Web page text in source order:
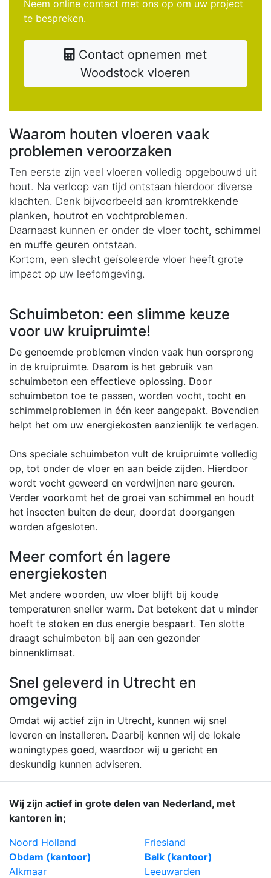
Neem online contact met ons op om uw project
te bespreken.
Contact opnemen met
Woodstock vloeren
Waarom houten vloeren vaak
problemen veroorzaken
Ten eerste zijn veel vloeren volledig opgebouwd uit
hout. Na verloop van tijd ontstaan hierdoor diverse
klachten. Denk bijvoorbeeld aan kromtrekkende
planken, houtrot en vochtproblemen.
Daarnaast kunnen er onder de vloer tocht, schimmel
en muffe geuren ontstaan.
Kortom, een slecht geïsoleerde vloer heeft grote
impact op uw leefomgeving.
Schuimbeton: een slimme keuze
voor uw kruipruimte!
De genoemde problemen vinden vaak hun oorsprong
in de kruipruimte. Daarom is het gebruik van
schuimbeton een effectieve oplossing. Door
schuimbeton toe te passen, worden vocht, tocht en
schimmelproblemen in één keer aangepakt. Bovendien
helpt het om uw energiekosten aanzienlijk te verlagen.
Ons speciale schuimbeton vult de kruipruimte volledig
op, tot onder de vloer en aan beide zijden. Hierdoor
wordt vocht geweerd en verdwijnen nare geuren.
Verder voorkomt het de groei van schimmel en houdt
het insecten buiten de deur, doordat doorgangen
worden afgesloten.
Meer comfort én lagere
energiekosten
Met andere woorden, uw vloer blijft bij koude
temperaturen sneller warm. Dat betekent dat u minder
hoeft te stoken en dus energie bespaart. Ten slotte
draagt schuimbeton bij aan een gezonder
binnenklimaat.
Snel geleverd in Utrecht en
omgeving
Omdat wij actief zijn in Utrecht, kunnen wij snel
leveren en installeren. Daarbij kennen wij de lokale
woningtypes goed, waardoor wij u gericht en
deskundig kunnen adviseren.
Wij zijn actief in grote delen van Nederland, met
kantoren in;
Noord Holland
Obdam (kantoor)
Alkmaar
Friesland
Balk (kantoor)
Leeuwarden